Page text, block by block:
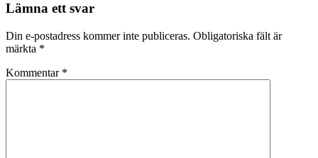
Lämna ett svar
Din e-postadress kommer inte publiceras. Obligatoriska fält är
märkta *
Kommentar *